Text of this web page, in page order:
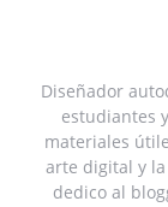
Diseñador
estudiantes
materiales
arte digital y
dedico al